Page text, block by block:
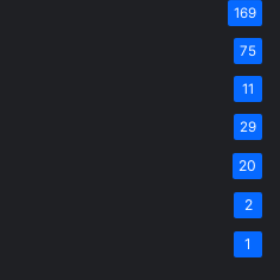
169
75
11
29
20
2
1